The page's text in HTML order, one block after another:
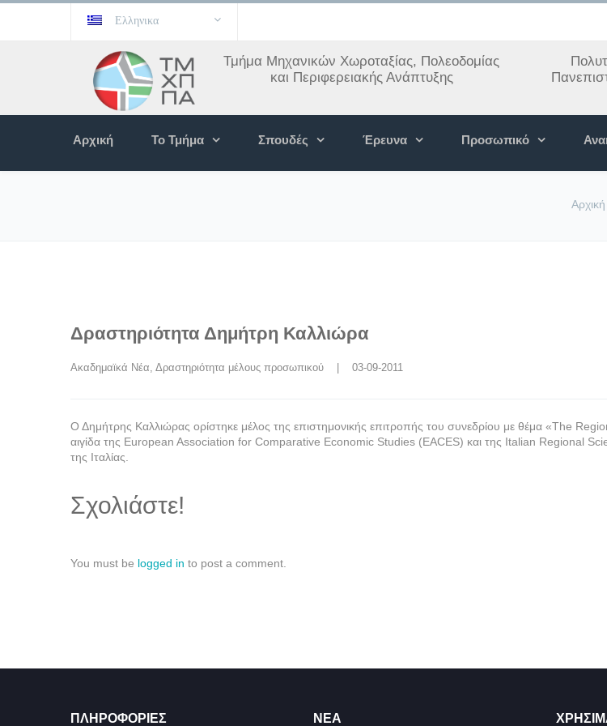
Ελληνικα
Τμήμα Μηχανικών Χωροταξίας, Πολεοδομίας
και Περιφερειακής Ανάπτυξης
Αρχική Το Τμήμα Σπουδές Έρευνα Προσωπικό
Δραστηριότητα Δημήτρη Καλλιώρα
Ακαδημαϊκά Νέα, Δραστηριότητα μέλους προσωπικού
    |    03-09-2011
Ο Δημήτρης Καλλιώρας ορίστηκε μέλος της επιστημονικής επιτροπής του συνεδρίου με θέμα «The
αιγίδα της European Association for Comparative Economic Studies (EACES) και της Italian Regional
της Ιταλίας.
Σχολιάστε!
You must be logged in to post a comment.
ΠΛΗΡΟΦΟΡΊΕΣ ΝΈΑ